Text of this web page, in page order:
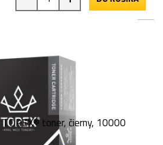
toner, čierny, 10000